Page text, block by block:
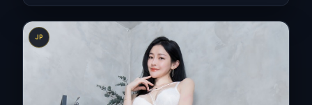
JP